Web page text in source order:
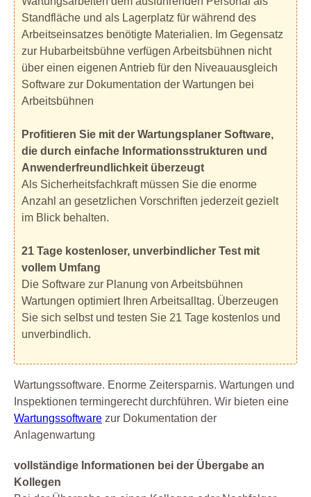
Standfläche und als Lagerplatz für während des
Arbeitseinsatzes benötigte Materialien. Im Gegensatz
zur Hubarbeitsbühne verfügen Arbeitsbühnen nicht
über einen eigenen Antrieb für den Niveauausgleich
Software zur Dokumentation der Wartungen bei
Arbeitsbühnen
Profitieren Sie mit der Wartungsplaner Software,
die durch einfache Informationsstrukturen und
Anwenderfreundlichkeit überzeugt
Als Sicherheitsfachkraft müssen Sie die enorme
Anzahl an gesetzlichen Vorschriften jederzeit gezielt
im Blick behalten.
21 Tage kostenloser, unverbindlicher Test mit
vollem Umfang
Die Software zur Planung von Arbeitsbühnen
Wartungen optimiert Ihren Arbeitsalltag. Überzeugen
Sie sich selbst und testen Sie 21 Tage kostenlos und
unverbindlich.
Wartungssoftware. Enorme Zeitersparnis. Wartungen und
Inspektionen termingerecht durchführen. Wir bieten eine
Wartungssoftware zur Dokumentation der
Anlagenwartung
vollständige Informationen bei der Übergabe an
Kollegen